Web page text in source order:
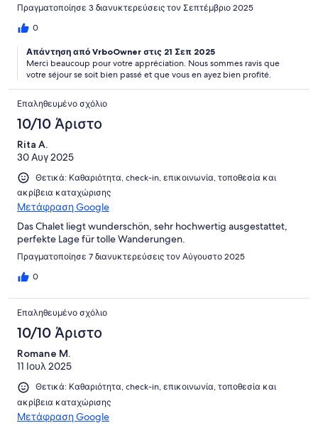
Πραγματοποίησε 3 διανυκτερεύσεις τον Σεπτέμβριο 2025
0
Απάντηση από VrboOwner στις 21 Σεπ 2025
Merci beaucoup pour votre appréciation. Nous sommes ravis que
votre séjour se soit bien passé et que vous en ayez bien profité.
Επαληθευμένο σχόλιο
10/10 Άριστο
Rita A.
30 Αυγ 2025
Θετικά: Καθαριότητα, check-in, επικοινωνία, τοποθεσία και
ακρίβεια καταχώρισης
Μετάφραση Google
Das Chalet liegt wunderschön, sehr hochwertig ausgestattet,
perfekte Lage für tolle Wanderungen.
Πραγματοποίησε 7 διανυκτερεύσεις τον Αύγουστο 2025
0
Επαληθευμένο σχόλιο
10/10 Άριστο
Romane M.
11 Ιουλ 2025
Θετικά: Καθαριότητα, check-in, επικοινωνία, τοποθεσία και
ακρίβεια καταχώρισης
Μετάφραση Google